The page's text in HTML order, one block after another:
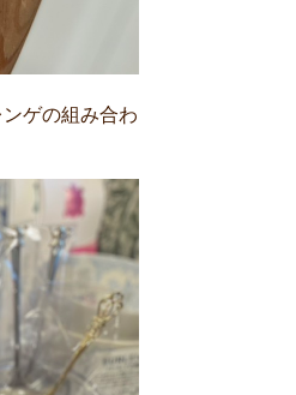
ゲの組み合わ